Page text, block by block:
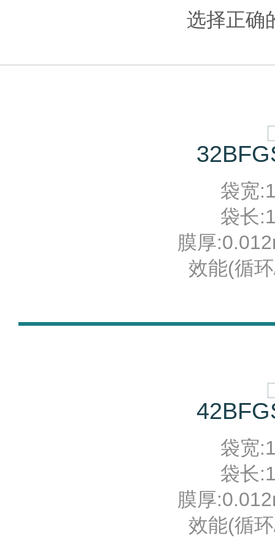
选择正确
袋宽
袋长
膜厚
效能(循
袋宽
袋长
膜厚
效能(循